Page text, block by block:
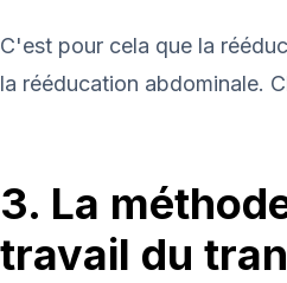
C'est pour cela que la
la rééducation abdominale.
3. La
travail du